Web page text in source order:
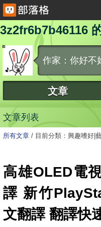
3z2fr6b7b46116
作家：你好不
文章
文章列表
所有文章 / 目前分類：興趣嗜好|
高雄OLED電
譯 新竹
文翻譯 翻譯快